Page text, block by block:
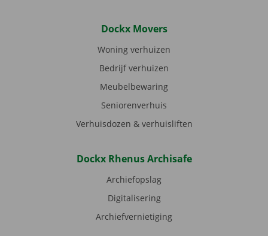
Dockx Movers
Woning verhuizen
Bedrijf verhuizen
Meubelbewaring
Seniorenverhuis
Verhuisdozen & verhuisliften
Dockx Rhenus Archisafe
Archiefopslag
Digitalisering
Archiefvernietiging